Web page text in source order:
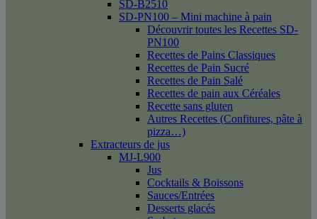
SD-B2510
SD-PN100 – Mini machine à pain
Découvrir toutes les Recettes SD-
PN100
Recettes de Pains Classiques
Recettes de Pain Sucré
Recettes de Pain Salé
Recettes de pain aux Céréales
Recette sans gluten
Autres Recettes (Confitures, pâte à
pizza…)
Extracteurs de jus
MJ-L900
Jus
Cocktails & Boissons
Sauces/Entrées
Desserts glacés